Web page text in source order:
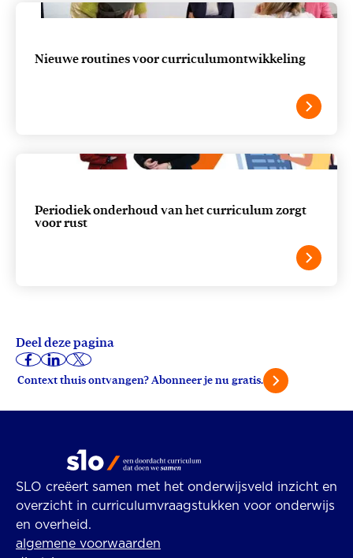
Nieuwe routines voor curriculumontwikkeling
Periodiek onderhoud van het curriculum zorgt
voor rust
Deel deze pagina
Context thuis ontvangen? Abonneer je nu gratis.
SLO creëert samen met het onderwijsveld inzicht en
overzicht in curriculumvraagstukken voor onderwijs
en overheid.
algemene voorwaarden